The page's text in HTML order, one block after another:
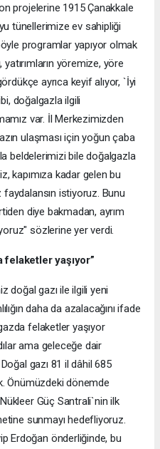
projelerine 1915 Çanakkale
tünellerimize ev sahipliği
programlar yapıyor olmak
yöremize, yöre
ayrıca keyif alıyor, `İyi
doğalgazla ilgili
var. İl Merkezimizden
ulaşması için yoğun çaba
beldelerimizi bile doğalgazla
kapımıza kadar gelen bu
istiyoruz. Bunu
diye bakmadan, ayrım
sözlerine yer verdi.
yaşıyor”
doğal gazı ile ilgili yeni
daha da azalacağını ifade
felaketler yaşıyor
ama geleceğe dair
gazı 81 il dâhil 685
Önümüzdeki dönemde
Güç Santrali`nin ilk
sunmayı hedefliyoruz.
Erdoğan önderliğinde, bu